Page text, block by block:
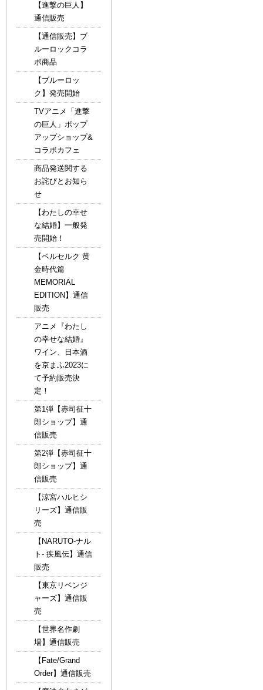
【進撃の巨人】
通信販売
【通信販売】ブ
ルーロックコラ
ボ商品
【ブルーロッ
ク】発売開始
TVアニメ「進撃
の巨人」ポップ
アップショップ&
コラボカフェ
商品発送関する
お詫びとお知ら
せ
【わたしの幸せ
な結婚】一般発
売開始！
【ベルセルク 黄
金時代篇
MEMORIAL
EDITION】通信
販売
アニメ『わたし
の幸せな結婚』
ワイン、日本酒
を京まふ2023に
て予約販売決
定！
第1弾【赤司征十
郎ショップ】通
信販売
第2弾【赤司征十
郎ショップ】通
信販売
【涼宮ハルヒシ
リーズ】通信販
売
【NARUTO-ナル
ト- 疾風伝】通信
販売
【東京リベンジ
ャーズ】通信販
売
【世界名作劇
場】通信販売
【Fate/Grand
Order】通信販売